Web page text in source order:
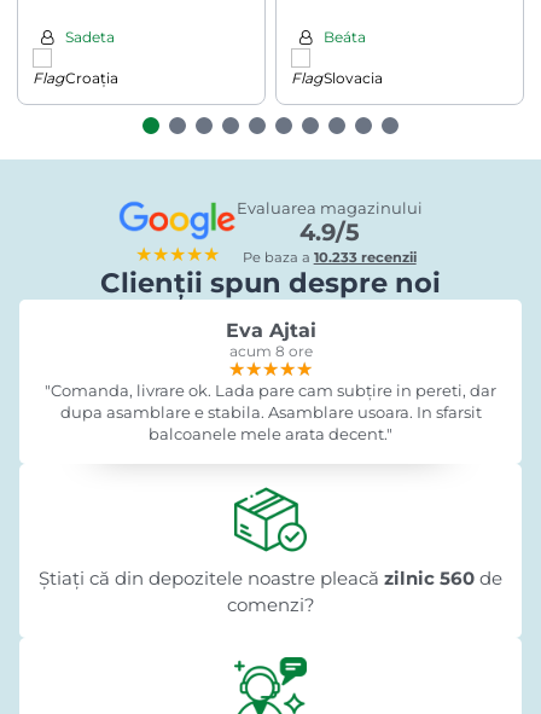
Sadeta
Croația
Beáta
Slovacia
★★★★★
Evaluarea magazinului
4.9/5
Pe baza a 10.233 recenzii
Clienții spun despre noi
Eva Ajtai
acum 8 ore
★★★★★
★★★★★
★★★★★
"Comanda, livrare ok. Lada pare cam subțire in pereti, dar
dupa asamblare e stabila. Asamblare usoara. In sfarsit
balcoanele mele arata decent."
Știați că din depozitele noastre pleacă zilnic 560 de
comenzi?